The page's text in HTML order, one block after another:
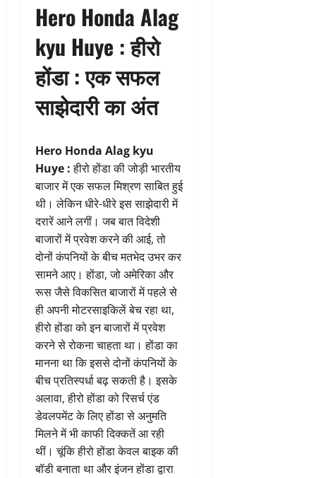
Hero Honda Alag
kyu Huye : हीरो
होंडा : एक सफल
साझेदारी का अंत
Hero Honda Alag kyu
Huye :हीरो होंडा की जोड़ी भारतीय
बाजार में एक सफल मिश्रण साबित हुई
थी। लेकिन धीरे-धीरे इस साझेदारी में
दरारें आने लगीं। जब बात विदेशी
बाजारों में प्रवेश करने की आई, तो
दोनों कंपनियों के बीच मतभेद उभर कर
सामने आए। होंडा, जो अमेरिका और
रूस जैसे विकसित बाजारों में पहले से
ही अपनी मोटरसाइकिलें बेच रहा था,
हीरो होंडा को इन बाजारों में प्रवेश
करने से रोकना चाहता था। होंडा का
मानना था कि इससे दोनों कंपनियों के
बीच प्रतिस्पर्धा बढ़ सकती है। इसके
अलावा, हीरो होंडा को रिसर्च एंड
डेवलपमेंट के लिए होंडा से अनुमति
मिलने में भी काफी दिक्कतें आ रही
थीं। चूंकि हीरो होंडा केवल बाइक की
बॉडी बनाता था और इंजन होंडा द्वारा